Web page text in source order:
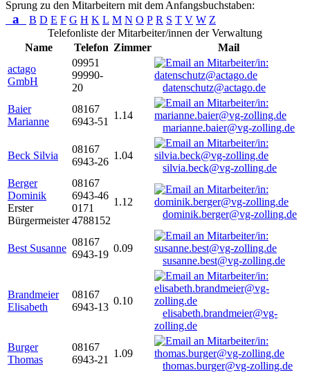
Sprung zu den Mitarbeitern mit dem Anfangsbuchstaben:
a B D E F G H K L M N O P R S T V W Z
Telefonliste der Mitarbeiter/innen der Verwaltung
Name
Telefon Zimmer
Mail
actago
GmbH
09951
99990-
20
datenschutz@actago.de
Baier
Marianne
08167
6943-51
1.14
marianne.baier@vg-zolling.de
Beck Silvia
08167
6943-26
1.04
silvia.beck@vg-zolling.de
Berger
Dominik
Erster
Bürgermeister
08167
6943-46
0171
4788152
1.12
dominik.berger@vg-zolling.de
Best Susanne
08167
6943-19
0.09
susanne.best@vg-zolling.de
Brandmeier
Elisabeth
08167
6943-13
0.10
elisabeth.brandmeier@vg-
zolling.de
Burger
Thomas
08167
6943-21
1.09
thomas.burger@vg-zolling.de